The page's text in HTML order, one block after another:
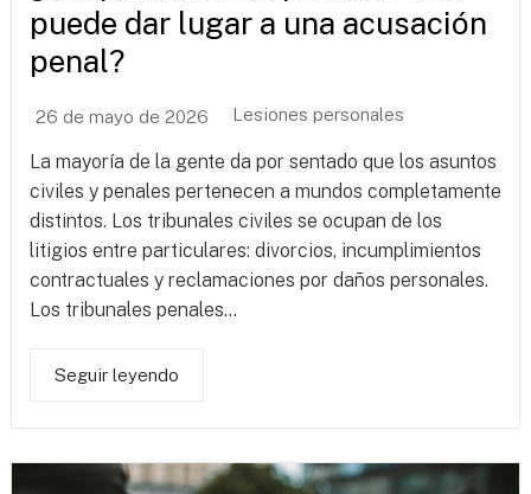
puede dar lugar a una acusación
penal?
26 de mayo de 2026 Lesiones personales
La mayoría de la gente da por sentado que los asuntos
civiles y penales pertenecen a mundos completamente
distintos. Los tribunales civiles se ocupan de los
litigios entre particulares: divorcios, incumplimientos
contractuales y reclamaciones por daños personales.
Los tribunales penales...
Seguir leyendo